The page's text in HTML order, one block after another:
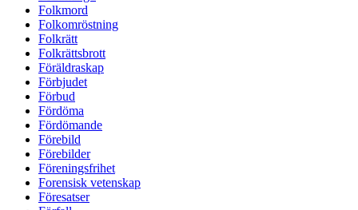
Folkmord
Folkomröstning
Folkrätt
Folkrättsbrott
Föräldraskap
Förbjudet
Förbud
Fördöma
Fördömande
Förebild
Förebilder
Föreningsfrihet
Forensisk vetenskap
Föresatser